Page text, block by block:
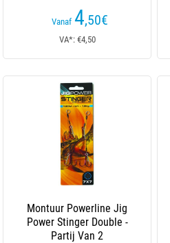
Vanaf 4,50€
VA*: €4,50
Montuur Powerline Jig
Power Stinger Double -
Partij Van 2